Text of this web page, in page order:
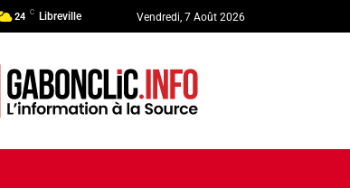
24 C Libreville Vendredi, 7 Août 2026